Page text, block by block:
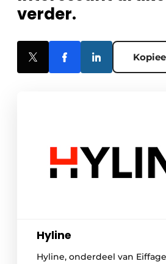
verder.
Hyline
Hyline, onderdeel van